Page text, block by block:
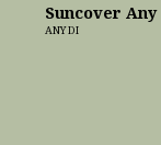
Suncover
ANY DI